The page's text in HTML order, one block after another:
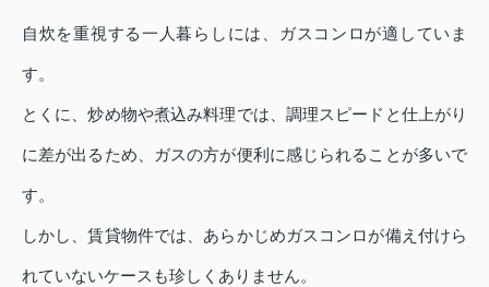
自炊を重視する一人暮らしには、ガスコンロが適していま
す。
とくに、炒め物や煮込み料理では、調理スピードと仕上がり
に差が出るため、ガスの方が便利に感じられることが多いで
す。
しかし、賃貸物件では、あらかじめガスコンロが備え付けら
れていないケースも珍しくありません。